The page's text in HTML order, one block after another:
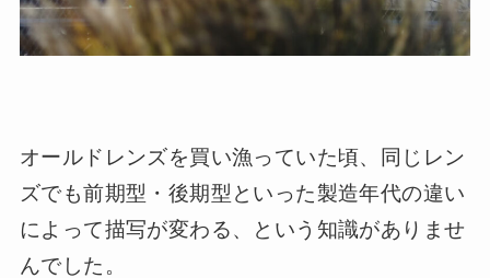
オールドレンズを買い漁っていた頃、同じレン
ズでも前期型・後期型といった製造年代の違い
によって描写が変わる、という知識がありませ
んでした。